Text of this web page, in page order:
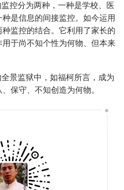
控分为两种，一种是学校、医
是信息的间接监控。如今运用
监控的结合。它利用了家长的
于尚不知个性为何物、但本来
景监狱中，如福柯所言，成为
保守、不知创造为何物。